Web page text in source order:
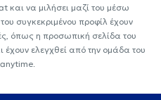
και να μιλήσει μαζί του μέσω
συγκεκριμένου προφίλ έχουν
όπως η προσωπική σελίδα του
ελεγχθεί από την ομάδα του